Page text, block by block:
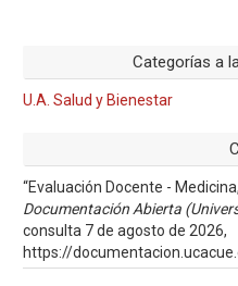
Categorías a
U.A. Salud y Bienestar
“Evaluación Docente -
Documentación Abierta
consulta 7 de agosto de 2026,
https://